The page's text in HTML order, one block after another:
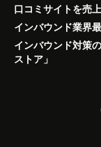
口コミサイトを売
インバウンド業界
インバウンド対策
ストア」